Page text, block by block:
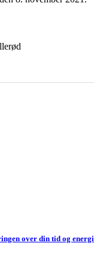
over din tid og energi